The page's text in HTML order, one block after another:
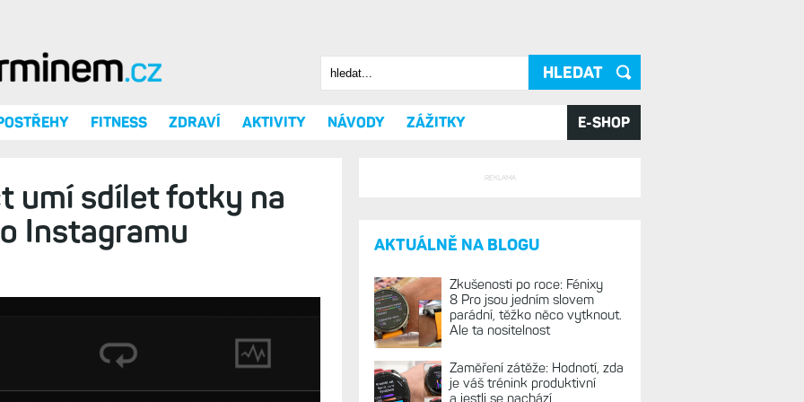
Vyhledávání
Hledat
FITNESS ZDRAVÍ AKTIVITY NÁVODY ZÁŽITKY E-SHOP
umí sdílet fotky na
Instagramu
REKLAMA
AKTUÁLNĚ NA BLOGU
Zkušenosti po roce: Fénixy
8 Pro jsou jedním slovem
parádní, těžko něco vytknout.
Ale ta nositelnost
Zaměření zátěže: Hodnotí, zda
je váš trénink produktivní
a jestli se nachází